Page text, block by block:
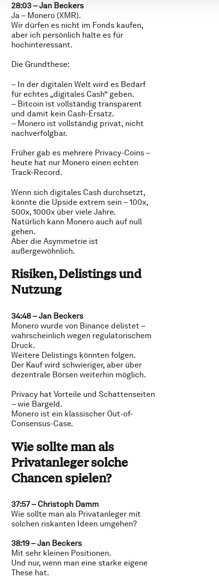
28:03 – Jan Beckers
Ja – Monero (XMR).
Wir dürfen es nicht im Fonds kaufen,
aber ich persönlich halte es für
hochinteressant.
Die Grundthese:
– In der digitalen Welt wird es Bedarf
für echtes „digitales Cash“ geben.
– Bitcoin ist vollständig transparent
und damit kein Cash-Ersatz.
– Monero ist vollständig privat, nicht
nachverfolgbar.
Früher gab es mehrere Privacy-Coins –
heute hat nur Monero einen echten
Track-Record.
Wenn sich digitales Cash durchsetzt,
könnte die Upside extrem sein – 100x,
500x, 1000x über viele Jahre.
Natürlich kann Monero auch auf null
gehen.
Aber die Asymmetrie ist
außergewöhnlich.
Risiken, Delistings und
Nutzung
34:48 – Jan Beckers
Monero wurde von Binance delistet –
wahrscheinlich wegen regulatorischem
Druck.
Weitere Delistings könnten folgen.
Der Kauf wird schwieriger, aber über
dezentrale Börsen weiterhin möglich.
Privacy hat Vorteile und Schattenseiten
– wie Bargeld.
Monero ist ein klassischer Out-of-
Consensus-Case.
Wie sollte man als
Privatanleger solche
Chancen spielen?
37:57 – Christoph Damm
Wie sollte man als Privatanleger mit
solchen riskanten Ideen umgehen?
38:19 – Jan Beckers
Mit sehr kleinen Positionen.
Und nur, wenn man eine starke eigene
These hat.